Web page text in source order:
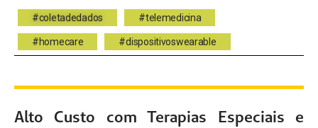
#coletadedados #telemedicina
#homecare #dispositivoswearable
Alto Custo com Terapias Especiais e